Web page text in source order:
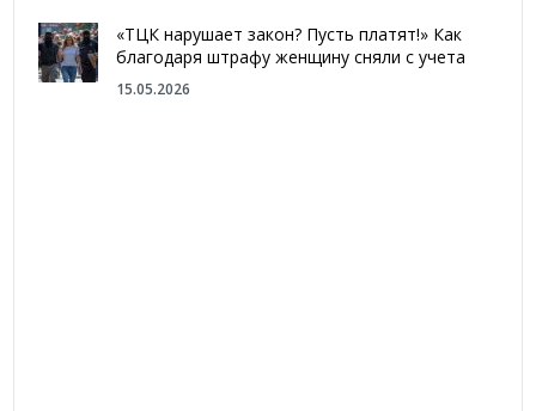
«ТЦК нарушает закон? Пусть платят!» Как
благодаря штрафу женщину сняли с учета
15.05.2026